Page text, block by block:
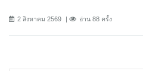
2 สิงหาคม 2569 อ่าน 88 ครั้ง